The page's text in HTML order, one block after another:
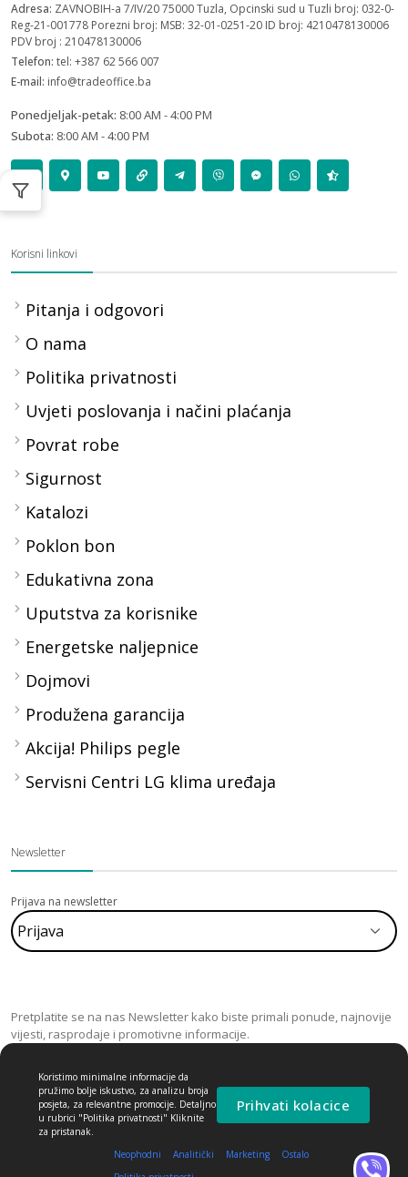
Adresa: ZAVNOBIH-a 7/IV/20 75000 Tuzla, Opcinski sud u Tuzli broj: 032-0-
Reg-21-001778 Porezni broj: MSB: 32-01-0251-20 ID broj: 4210478130006
PDV broj : 210478130006
Telefon: tel: +387 62 566 007
E-mail: info@tradeoffice.ba
Ponedjeljak-petak: 8:00 AM - 4:00 PM
Subota: 8:00 AM - 4:00 PM
Korisni linkovi
Pitanja i odgovori
O nama
Politika privatnosti
Uvjeti poslovanja i načini plaćanja
Povrat robe
Sigurnost
Katalozi
Poklon bon
Edukativna zona
Uputstva za korisnike
Energetske naljepnice
Dojmovi
Produžena garancija
Akcija! Philips pegle
Servisni Centri LG klima uređaja
Newsletter
Prijava na newsletter
Pretplatite se na nas Newsletter kako biste primali ponude, najnovije
vijesti, rasprodaje i promotivne informacije.
Koristimo minimalne informacije da
pružimo bolje iskustvo, za analizu broja
posjeta, za relevantne promocije. Detaljno
u rubrici "Politika privatnosti" Kliknite
za pristanak.
Prihvati kolacice
Neophodni Analitički Marketing
Ostalo